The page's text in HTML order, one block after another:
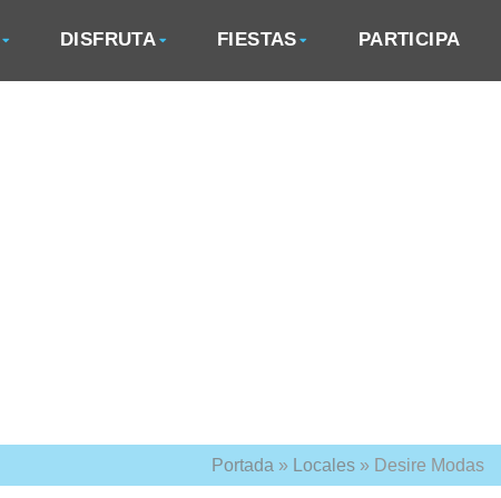
DISFRUTA FIESTAS PARTICIPA
Portada » Locales » Desire Modas